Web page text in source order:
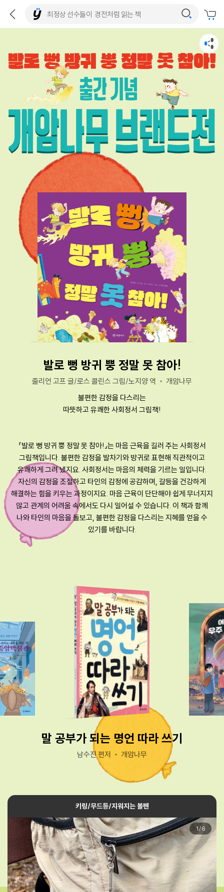
발로 뻥 방귀 뿡 정말 못 참아!
줄리언 고프 글/로스 콜린스 그림/노지양 역
개암나무
불편한 감정을 다스리는
따뜻하고 유쾌한 사회정서 그림책!
『발로 뻥 방귀 뿡 정말 못 참아!』는 마음 근육을 길러 주는 사회정서
그림책입니다. 불편한 감정을 발차기와 방귀로 표현해 직관적이고
유쾌하게 그려 냈지요. 사회정서는 마음의 체력을 기르는 일입니다.
자신의 감정을 조절하고 타인의 감정에 공감하며, 갈등을 건강하게
해결하는 힘을 키우는 과정이지요. 마음 근육이 단단해야 쉽게 무너지지
않고 관계의 어려움 속에서도 다시 일어설 수 있습니다. 이 책과 함께
나와 타인의 마음을 돌보고, 불편한 감정을 다스리는 지혜를 얻을 수
있기를 바랍니다.
말 공부가 되는 명언 따라 쓰기
남수진 편저 개암나무
키링/무드등/지워지는 볼펜
1/6